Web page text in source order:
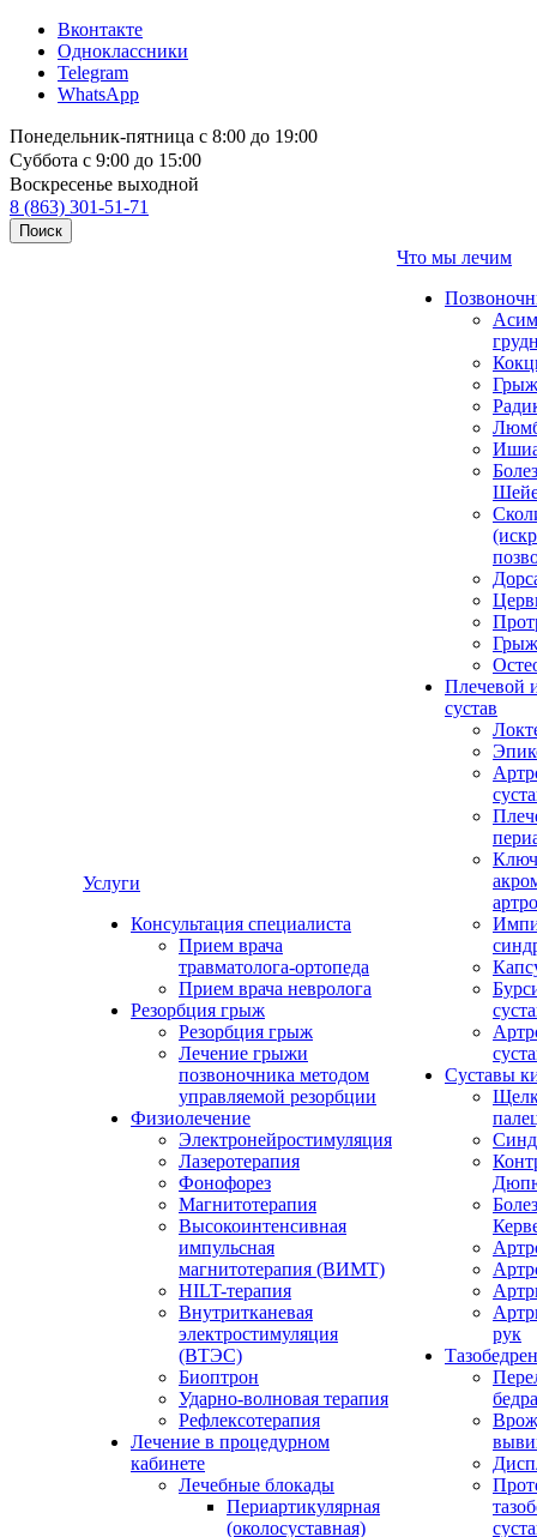
Вконтакте
Одноклассники
Telegram
WhatsApp
Понедельник-пятница с 8:00 до 19:00
Суббота с 9:00 до 15:00
Воскресенье выходной
8 (863) 301-51-71
Поиск
Услуги
Консультация специалиста
Прием врача
травматолога-ортопеда
Прием врача невролога
Резорбция грыж
Резорбция грыж
Лечение грыжи
позвоночника методом
управляемой резорбции
Физиолечение
Электронейростимуляция
Лазеротерапия
Фонофорез
Магнитотерапия
Высокоинтенсивная
импульсная
магнитотерапия (ВИМТ)
HILT-терапия
Внутритканевая
электростимуляция
(ВТЭС)
Биоптрон
Ударно-волновая терапия
Рефлексотерапия
Лечение в процедурном
кабинете
Лечебные блокады
Периартикулярная
(околосуставная)
Что мы лечим
Плечевой
сустав
Суставы
рук
бедра